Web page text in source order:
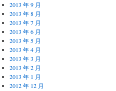
2013 年 9 月
2013 年 8 月
2013 年 7 月
2013 年 6 月
2013 年 5 月
2013 年 4 月
2013 年 3 月
2013 年 2 月
2013 年 1 月
2012 年 12 月